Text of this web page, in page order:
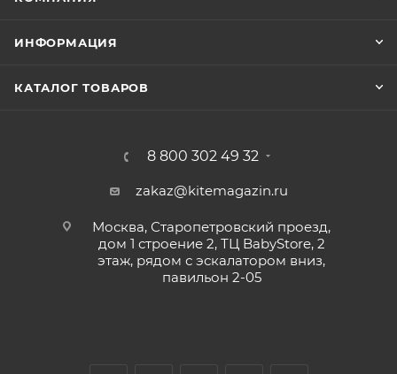
ИНФОРМАЦИЯ
КАТАЛОГ ТОВАРОВ
8 800 302 49 32
zakaz@kitemagazin.ru
Москва, Старопетровский проезд,
дом 1 строение 2, ТЦ BabyStore, 2
этаж, рядом с эскалатором вниз,
павильон 2-05